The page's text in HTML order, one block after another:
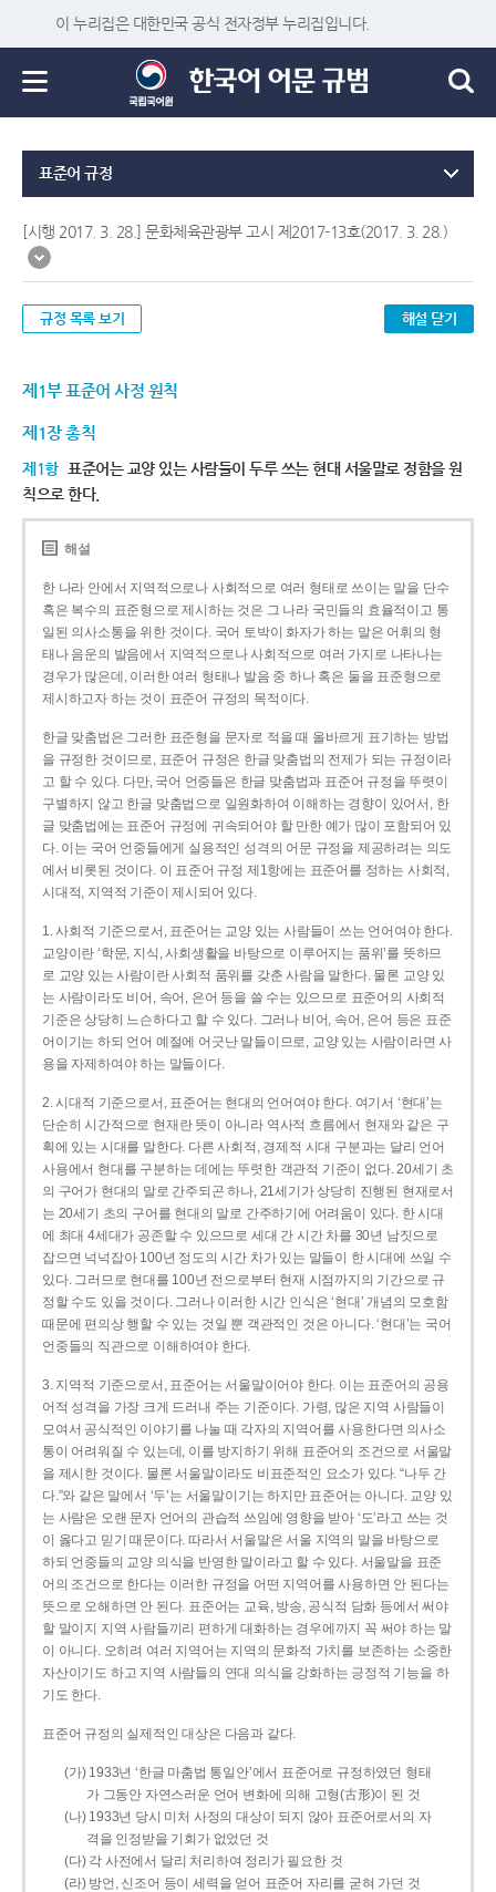
이 누리집은 대한민국 공식 전자정부 누리집입니다.
표준어 규정
[시행 2017. 3. 28.] 문화체육관광부 고시 제2017-13호(2017. 3. 28.)
규정 목록 보기 해설 닫기
제1부 표준어 사정 원칙
제1장 총칙
제1항 표준어는 교양 있는 사람들이 두루 쓰는 현대 서울말로 정함을 원
칙으로 한다.
해설
한 나라 안에서 지역적으로나 사회적으로 여러 형태로 쓰이는 말을 단수
혹은 복수의 표준형으로 제시하는 것은 그 나라 국민들의 효율적이고 통
일된 의사소통을 위한 것이다. 국어 토박이 화자가 하는 말은 어휘의 형
태나 음운의 발음에서 지역적으로나 사회적으로 여러 가지로 나타나는
경우가 많은데, 이러한 여러 형태나 발음 중 하나 혹은 둘을 표준형으로
제시하고자 하는 것이 표준어 규정의 목적이다.
한글 맞춤법은 그러한 표준형을 문자로 적을 때 올바르게 표기하는 방법
을 규정한 것이므로, 표준어 규정은 한글 맞춤법의 전제가 되는 규정이라
고 할 수 있다. 다만, 국어 언중들은 한글 맞춤법과 표준어 규정을 뚜렷이
구별하지 않고 한글 맞춤법으로 일원화하여 이해하는 경향이 있어서, 한
글 맞춤법에는 표준어 규정에 귀속되어야 할 만한 예가 많이 포함되어 있
다. 이는 국어 언중들에게 실용적인 성격의 어문 규정을 제공하려는 의도
에서 비롯된 것이다. 이 표준어 규정 제1항에는 표준어를 정하는 사회적,
시대적, 지역적 기준이 제시되어 있다.
1. 사회적 기준으로서, 표준어는 교양 있는 사람들이 쓰는 언어여야 한다.
교양이란 ‘학문, 지식, 사회생활을 바탕으로 이루어지는 품위’를 뜻하므
로 교양 있는 사람이란 사회적 품위를 갖춘 사람을 말한다. 물론 교양 있
는 사람이라도 비어, 속어, 은어 등을 쓸 수는 있으므로 표준어의 사회적
기준은 상당히 느슨하다고 할 수 있다. 그러나 비어, 속어, 은어 등은 표준
어이기는 하되 언어 예절에 어긋난 말들이므로, 교양 있는 사람이라면 사
용을 자제하여야 하는 말들이다.
2. 시대적 기준으로서, 표준어는 현대의 언어여야 한다. 여기서 ‘현대’는
단순히 시간적으로 현재란 뜻이 아니라 역사적 흐름에서 현재와 같은 구
획에 있는 시대를 말한다. 다른 사회적, 경제적 시대 구분과는 달리 언어
사용에서 현대를 구분하는 데에는 뚜렷한 객관적 기준이 없다. 20세기 초
의 구어가 현대의 말로 간주되곤 하나, 21세기가 상당히 진행된 현재로서
는 20세기 초의 구어를 현대의 말로 간주하기에 어려움이 있다. 한 시대
에 최대 4세대가 공존할 수 있으므로 세대 간 시간 차를 30년 남짓으로
잡으면 넉넉잡아 100년 정도의 시간 차가 있는 말들이 한 시대에 쓰일 수
있다. 그러므로 현대를 100년 전으로부터 현재 시점까지의 기간으로 규
정할 수도 있을 것이다. 그러나 이러한 시간 인식은 ‘현대’ 개념의 모호함
때문에 편의상 행할 수 있는 것일 뿐 객관적인 것은 아니다. ‘현대’는 국어
언중들의 직관으로 이해하여야 한다.
3. 지역적 기준으로서, 표준어는 서울말이어야 한다. 이는 표준어의 공용
어적 성격을 가장 크게 드러내 주는 기준이다. 가령, 많은 지역 사람들이
모여서 공식적인 이야기를 나눌 때 각자의 지역어를 사용한다면 의사소
통이 어려워질 수 있는데, 이를 방지하기 위해 표준어의 조건으로 서울말
을 제시한 것이다. 물론 서울말이라도 비표준적인 요소가 있다. “나두 간
다.”와 같은 말에서 ‘두’는 서울말이기는 하지만 표준어는 아니다. 교양 있
는 사람은 오랜 문자 언어의 관습적 쓰임에 영향을 받아 ‘도’라고 쓰는 것
이 옳다고 믿기 때문이다. 따라서 서울말은 서울 지역의 말을 바탕으로
하되 언중들의 교양 의식을 반영한 말이라고 할 수 있다. 서울말을 표준
어의 조건으로 한다는 이러한 규정을 어떤 지역어를 사용하면 안 된다는
뜻으로 오해하면 안 된다. 표준어는 교육, 방송, 공식적 담화 등에서 써야
할 말이지 지역 사람들끼리 편하게 대화하는 경우에까지 꼭 써야 하는 말
이 아니다. 오히려 여러 지역어는 지역의 문화적 가치를 보존하는 소중한
자산이기도 하고 지역 사람들의 연대 의식을 강화하는 긍정적 기능을 하
기도 한다.
표준어 규정의 실제적인 대상은 다음과 같다.
(가) 1933년 ‘한글 마춤법 통일안’에서 표준어로 규정하였던 형태
가 그동안 자연스러운 언어 변화에 의해 고형(古形)이 된 것
(나) 1933년 당시 미처 사정의 대상이 되지 않아 표준어로서의 자
격을 인정받을 기회가 없었던 것
(다) 각 사전에서 달리 처리하여 정리가 필요한 것
(라) 방언, 신조어 등이 세력을 얻어 표준어 자리를 굳혀 가던 것